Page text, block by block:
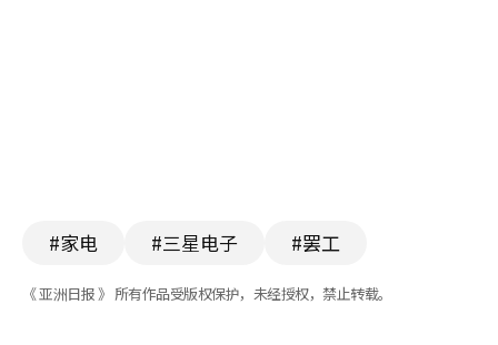
#家电 #三星电子 #罢工
《 亚洲日报 》 所有作品受版权保护，未经授权，禁止转载。